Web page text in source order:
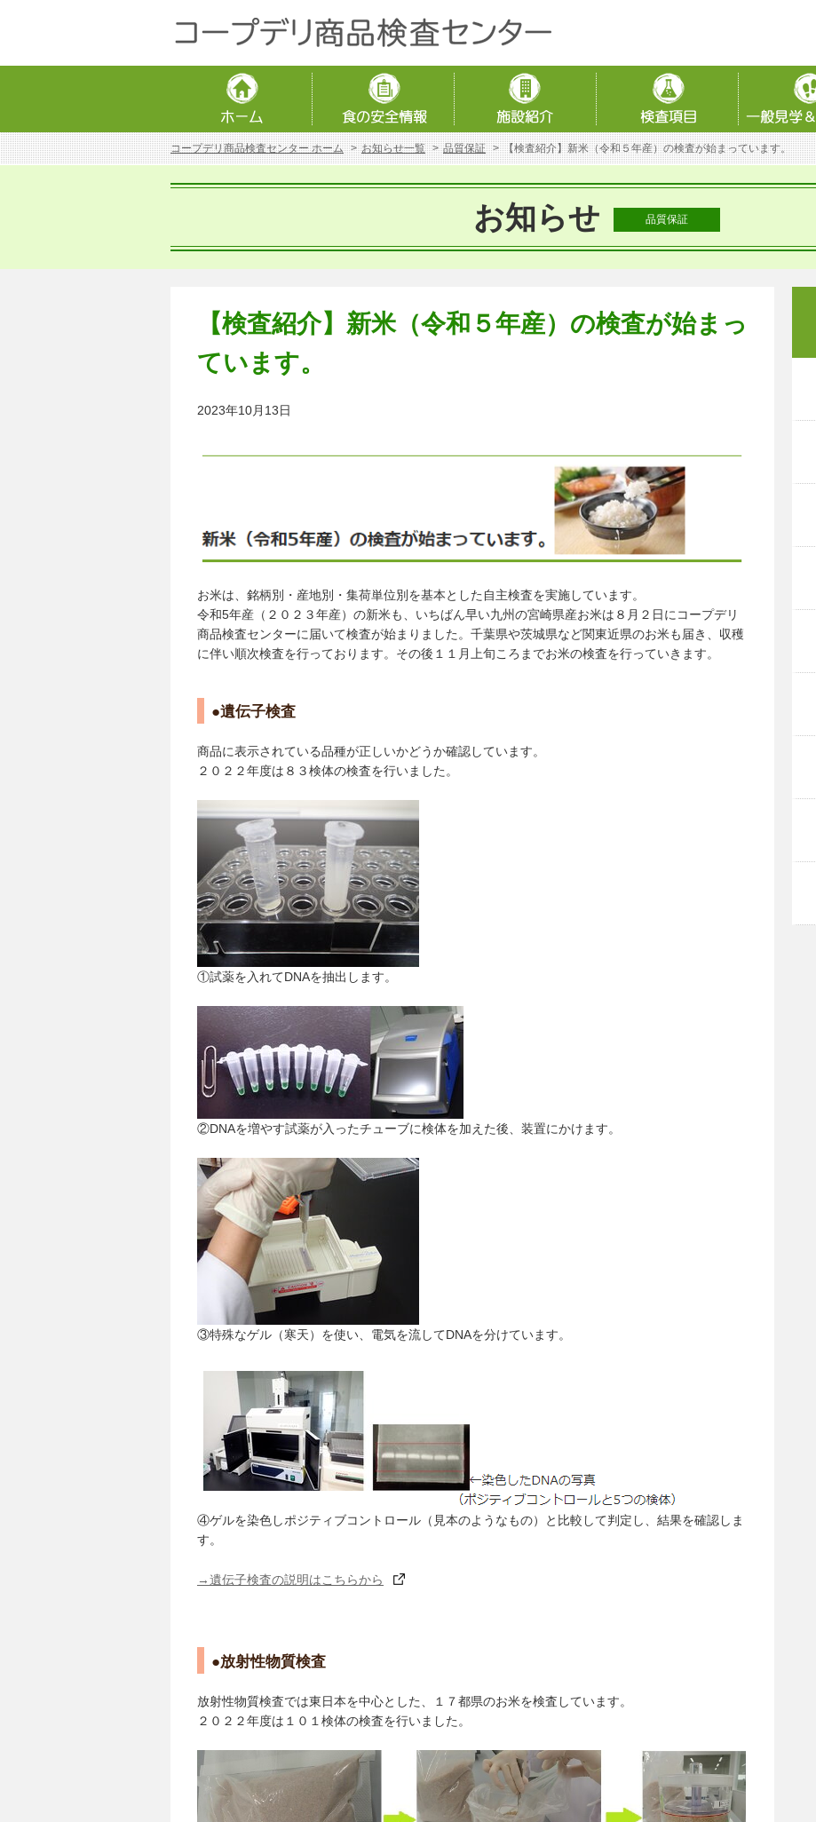
コープデリ商品検査センター ホーム お知らせ一覧 品質保証 【検査紹介】新米（令和５年産）の検査が始まっています。
お知らせ 品質保証
【検査紹介】新米（令和５年産）の検査が始まっ
ています。
2023年10月13日
お米は、銘柄別・産地別・集荷単位別を基本とした自主検査を実施しています。
令和5年産（２０２３年産）の新米も、いちばん早い九州の宮崎県産お米は８月２日にコープデリ
商品検査センターに届いて検査が始まりました。千葉県や茨城県など関東近県のお米も届き、収穫
に伴い順次検査を行っております。その後１１月上旬ころまでお米の検査を行っていきます。
●遺伝子検査
商品に表示されている品種が正しいかどうか確認しています。
２０２２年度は８３検体の検査を行いました。
①試薬を入れてDNAを抽出します。
②DNAを増やす試薬が入ったチューブに検体を加えた後、装置にかけます。
③特殊なゲル（寒天）を使い、電気を流してDNAを分けています。
④ゲルを染色しポジティブコントロール（見本のようなもの）と比較して判定し、結果を確認しま
す。
→遺伝子検査の説明はこちらから
●放射性物質検査
放射性物質検査では東日本を中心とした、１７都県のお米を検査しています。
２０２２年度は１０１検体の検査を行いました。